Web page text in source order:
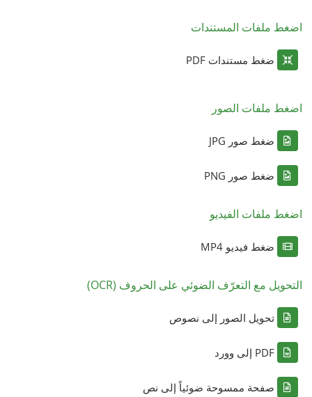
اضغط ملفات المستندات
ضغط مستندات PDF
اضغط ملفات الصور
ضغط صور JPG
ضغط صور PNG
اضغط ملفات الفيديو
ضغط فيديو MP4
التحويل مع التعرّف الضوئي على الحروف (OCR)
تحويل الصور إلى نصوص
PDF إلى وورد
صفحة ممسوحة ضوئياً إلى نص